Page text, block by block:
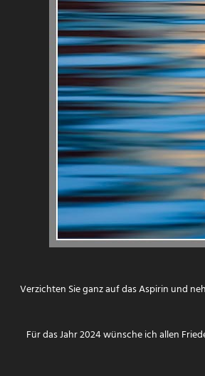
Verzichten Sie ganz auf das Aspirin und
Für das Jahr 2024 wünsche ich allen